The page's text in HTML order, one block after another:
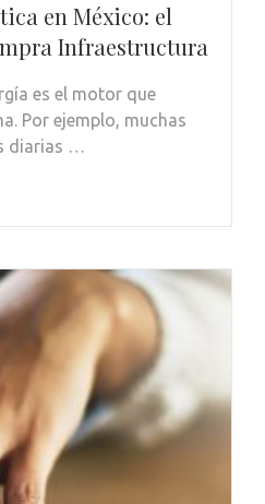
en México: el
Infraestructura
es el motor que
Por ejemplo, muchas
diarias …